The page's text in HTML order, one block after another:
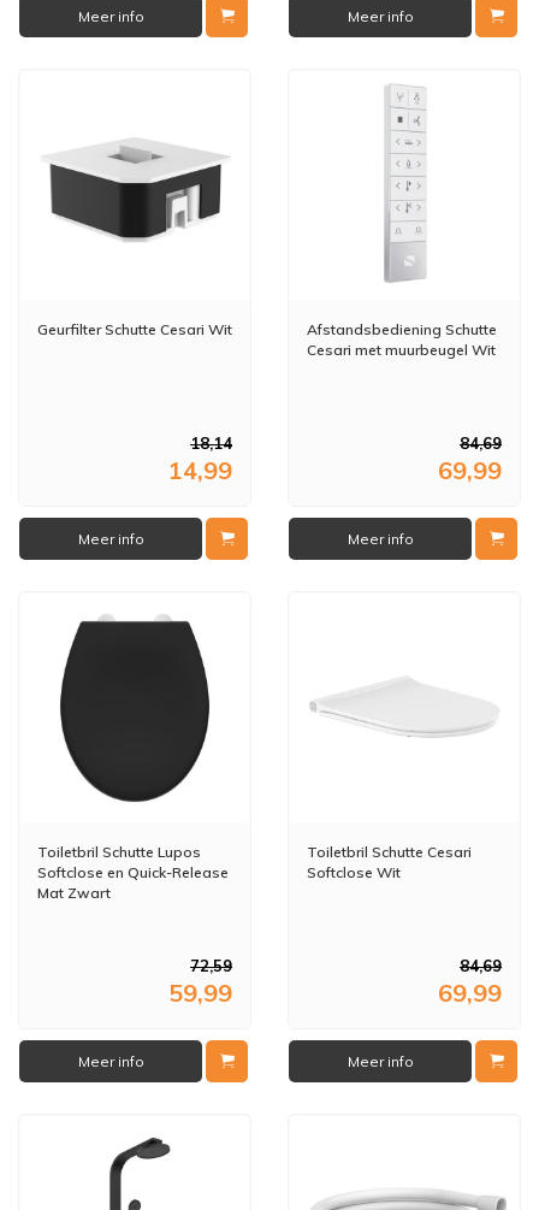
Meer info Meer info
Geurfilter Schutte Cesari Wit
18,14
14,99
Meer info
Afstandsbediening Schutte
Cesari met muurbeugel Wit
84,69
69,99
Meer info
Toiletbril Schutte Lupos
Softclose en Quick-Release
Mat Zwart
72,59
59,99
Meer info
Toiletbril Schutte Cesari
Softclose Wit
84,69
69,99
Meer info